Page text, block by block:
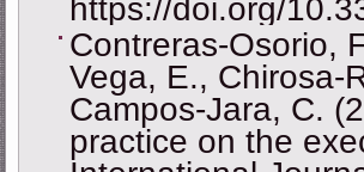
https://doi.org/
Contreras-Osorio,
Vega, E., Chirosa-
Campos-Jara, C.
practice on the